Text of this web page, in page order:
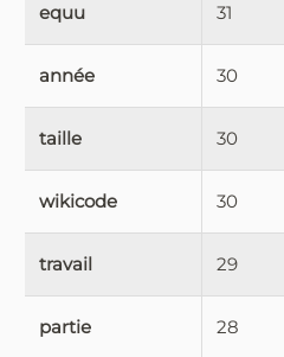
equu 31
année 30
taille 30
wikicode 30
travail 29
partie 28